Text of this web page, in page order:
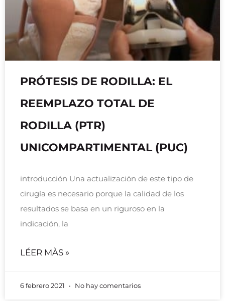
PRÓTESIS DE RODILLA: EL
REEMPLAZO TOTAL DE
RODILLA (PTR)
UNICOMPARTIMENTAL (PUC)
introducción Una actualización de este tipo de
cirugía es necesario porque la calidad de los
resultados se basa en un riguroso en la
indicación, la
LÉER MÀS »
6 febrero 2021 No hay comentarios